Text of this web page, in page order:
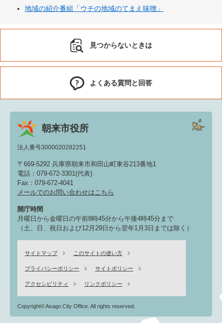
地域の紹介番組「ウチの地域のてまえ味噌」
見つからないときは
よくある質問と回答
朝来市役所
法人番号3000020282251
〒669-5292 兵庫県朝来市和田山町東谷213番地1
電話：079-672-3301(代表)
Fax：079-672-4041
メールでのお問い合わせはこちら
開庁時間
月曜日から金曜日の午前8時45分から午後4時45分まで
（土、日、祝日および12月29日から翌年1月3日までは除く）
サイトマップ このサイトの使い方
プライバシーポリシー サイトポリシー
アクセシビリティ リンクポリシー
Copyright© Asago City Office. All rights reserved.